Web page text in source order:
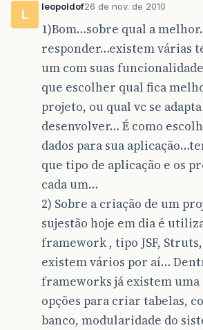
L
leopoldof26 de nov. de 2010
1)Bom…sobre qual a
responder…existem várias
um com suas
que escolher qual fica
projeto, ou qual vc se
desenvolver… É como
dados para sua
que tipo de aplicação e os
cada um…
2) Sobre a criação de um
sujestão hoje em dia é
framework , tipo JSF,
existem vários por aí…
frameworks já existem uma
opções para criar tabelas,
banco, modularidade do